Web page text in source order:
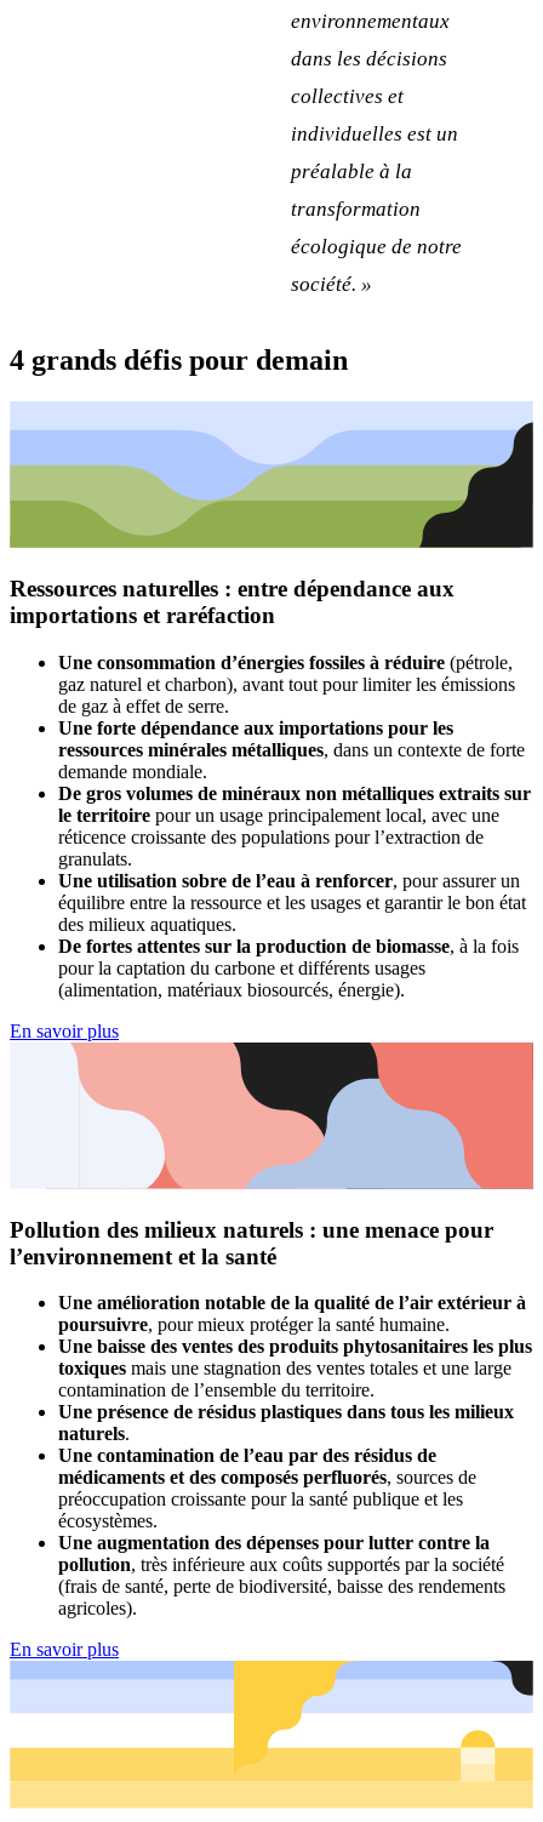
environnementaux
dans les décisions
collectives et
individuelles est un
préalable à la
transformation
écologique de notre
société. »
4 grands défis pour demain
Ressources naturelles : entre dépendance aux
importations et raréfaction
Une consommation d’énergies fossiles à réduire (pétrole,
gaz naturel et charbon), avant tout pour limiter les émissions
de gaz à effet de serre.
Une forte dépendance aux importations pour les
ressources minérales métalliques, dans un contexte de forte
demande mondiale.
De gros volumes de minéraux non métalliques extraits sur
le territoire pour un usage principalement local, avec une
réticence croissante des populations pour l’extraction de
granulats.
Une utilisation sobre de l’eau à renforcer, pour assurer un
équilibre entre la ressource et les usages et garantir le bon état
des milieux aquatiques.
De fortes attentes sur la production de biomasse, à la fois
pour la captation du carbone et différents usages
(alimentation, matériaux biosourcés, énergie).
En savoir plus
Pollution des milieux naturels : une menace pour
l’environnement et la santé
Une amélioration notable de la qualité de l’air extérieur à
poursuivre, pour mieux protéger la santé humaine.
Une baisse des ventes des produits phytosanitaires les plus
toxiques mais une stagnation des ventes totales et une large
contamination de l’ensemble du territoire.
Une présence de résidus plastiques dans tous les milieux
naturels.
Une contamination de l’eau par des résidus de
médicaments et des composés perfluorés, sources de
préoccupation croissante pour la santé publique et les
écosystèmes.
Une augmentation des dépenses pour lutter contre la
pollution, très inférieure aux coûts supportés par la société
(frais de santé, perte de biodiversité, baisse des rendements
agricoles).
En savoir plus